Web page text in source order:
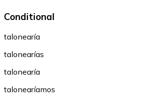
Conditional
talonearía
talonearías
talonearía
talonearíamos